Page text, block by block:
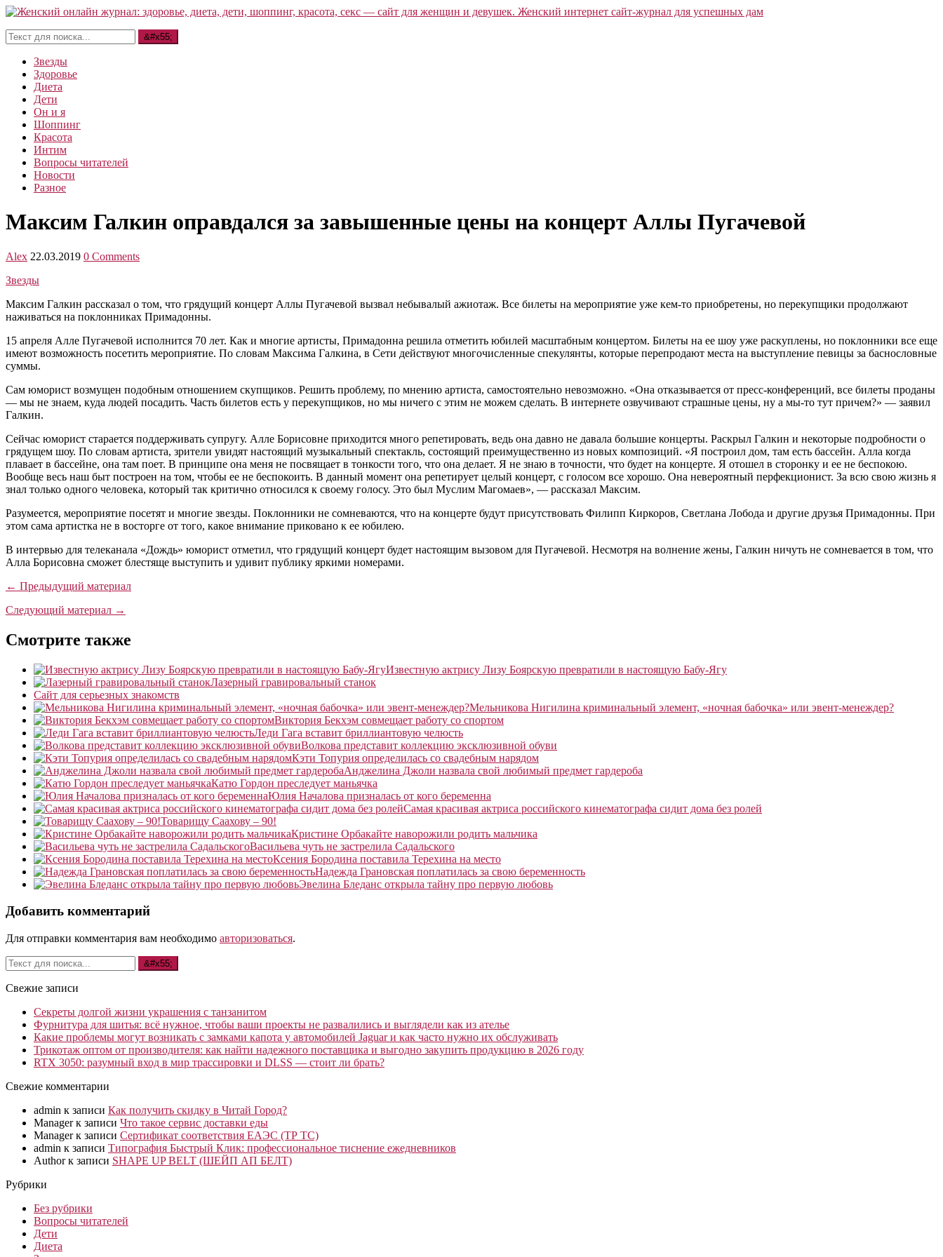
Звезды
Здоровье
Диета
Дети
Он и я
Шоппинг
Красота
Интим
Вопросы читателей
Новости
Разное
Максим Галкин оправдался за завышенные цены на концерт Аллы Пугачевой
Alex 22.03.2019 0 Comments
Звезды
Максим Галкин рассказал о том, что грядущий концерт Аллы Пугачевой вызвал небывалый ажиотаж. Все билеты на мероприятие уже кем-то приобретены, но перекупщики продолжают
наживаться на поклонниках Примадонны.
15 апреля Алле Пугачевой исполнится 70 лет. Как и многие артисты, Примадонна решила отметить юбилей масштабным концертом. Билеты на ее шоу уже раскуплены, но поклонники все еще
имеют возможность посетить мероприятие. По словам Максима Галкина, в Сети действуют многочисленные спекулянты, которые перепродают места на выступление певицы за баснословные
суммы.
Сам юморист возмущен подобным отношением скупщиков. Решить проблему, по мнению артиста, самостоятельно невозможно. «Она отказывается от пресс-конференций, все билеты проданы
— мы не знаем, куда людей посадить. Часть билетов есть у перекупщиков, но мы ничего с этим не можем сделать. В интернете озвучивают страшные цены, ну а мы-то тут причем?» — заявил
Галкин.
Сейчас юморист старается поддерживать супругу. Алле Борисовне приходится много репетировать, ведь она давно не давала большие концерты. Раскрыл Галкин и некоторые подробности о
грядущем шоу. По словам артиста, зрители увидят настоящий музыкальный спектакль, состоящий преимущественно из новых композиций. «Я построил дом, там есть бассейн. Алла когда
плавает в бассейне, она там поет. В принципе она меня не посвящает в тонкости того, что она делает. Я не знаю в точности, что будет на концерте. Я отошел в сторонку и ее не беспокою.
Вообще весь наш быт построен на том, чтобы ее не беспокоить. В данный момент она репетирует целый концерт, с голосом все хорошо. Она невероятный перфекционист. За всю свою жизнь я
знал только одного человека, который так критично относился к своему голосу. Это был Муслим Магомаев», — рассказал Максим.
Разумеется, мероприятие посетят и многие звезды. Поклонники не сомневаются, что на концерте будут присутствовать Филипп Киркоров, Светлана Лобода и другие друзья Примадонны. При
этом сама артистка не в восторге от того, какое внимание приковано к ее юбилею.
В интервью для телеканала «Дождь» юморист отметил, что грядущий концерт будет настоящим вызовом для Пугачевой. Несмотря на волнение жены, Галкин ничуть не сомневается в том, что
Алла Борисовна сможет блестяще выступить и удивит публику яркими номерами.
← Предыдущий материал
Следующий материал →
Смотрите также
Известную актрису Лизу Боярскую превратили в настоящую Бабу-Ягу
Лазерный гравировальный станок
Сайт для серьезных знакомств
Мельникова Нигилина криминальный элемент, «ночная бабочка» или эвент-менеждер?
Виктория Бекхэм совмещает работу со спортом
Леди Гага вставит бриллиантовую челюсть
Волкова представит коллекцию эксклюзивной обуви
Кэти Топурия определилась со свадебным нарядом
Анджелина Джоли назвала свой любимый предмет гардероба
Катю Гордон преследует маньячка
Юлия Началова призналась от кого беременна
Самая красивая актриса российского кинематографа сидит дома без ролей
Товарищу Саахову – 90!
Кристине Орбакайте наворожили родить мальчика
Васильева чуть не застрелила Садальского
Ксения Бородина поставила Терехина на место
Надежда Грановская поплатилась за свою беременность
Эвелина Бледанс открыла тайну про первую любовь
Добавить комментарий
Для отправки комментария вам необходимо авторизоваться.
Свежие записи
Секреты долгой жизни украшения с танзанитом
Фурнитура для шитья: всё нужное, чтобы ваши проекты не развалились и выглядели как из ателье
Какие проблемы могут возникать с замками капота у автомобилей Jaguar и как часто нужно их обслуживать
Трикотаж оптом от производителя: как найти надежного поставщика и выгодно закупить продукцию в 2026 году
RTX 3050: разумный вход в мир трассировки и DLSS — стоит ли брать?
Свежие комментарии
admin к записи Как получить скидку в Читай Город?
Managerк записи Что такое сервис доставки еды
Managerк записи Сертификат соответствия ЕАЭС (ТР ТС)
admin к записи Типография Быстрый Клик: профессиональное тиснение ежедневников
Authorк записи SHAPE UP BELT (ШЕЙП АП БЕЛТ)
Рубрики
Без рубрики
Вопросы читателей
Дети
Диета